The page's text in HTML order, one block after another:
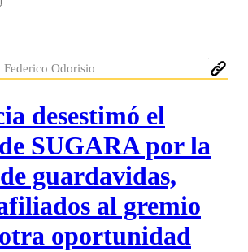
Federico Odorisio
desestimó el
SUGARA por la
guardavidas,
al gremio
oportunidad